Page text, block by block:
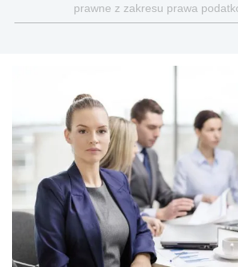
prawne z zakresu prawa
gospodarczego, cywilnego i